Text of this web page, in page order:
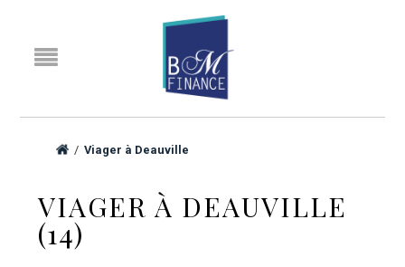
/ Viager à Deauville
VIAGER À DEAUVILLE
(14)